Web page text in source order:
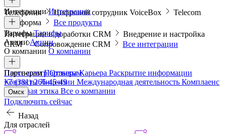
Телефония Цифровой сотрудник VoiceBox
Telecom
платформа
Все продукты
ИнтеграцииИнтеграции
Интеграции и доработки CRM
Внедрение и настройка
CRM
Сопровождение CRM Все интеграции
ТарифыТарифы
АкцииАкции
О компании О компании
Пресс-центрОтзывыКарьера Раскрытие информации
КонтактыЛицензии Международная деятельность Комплаенс
и деловая этика Все о компании
ПартнерамПартнерам
+7 (381) 266-45-49
Омск
Подключить сейчас
Назад
Для отраслей